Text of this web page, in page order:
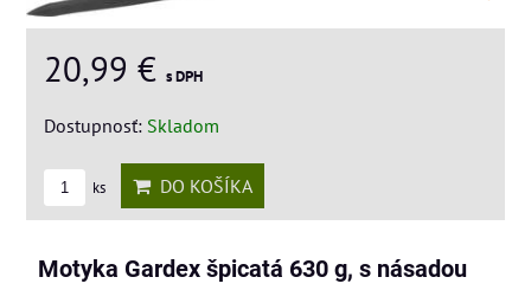
20,99 € s DPH
Dostupnosť: Skladom
ks DO KOŠÍKA
Motyka Gardex špicatá 630 g, s násadou